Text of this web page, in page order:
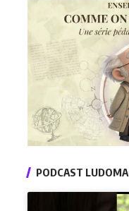
PODCAST